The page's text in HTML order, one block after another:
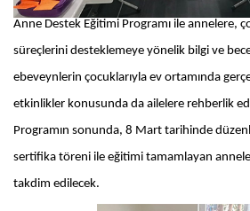
Anne Destek Eğitimi Programı ile annelere,
süreçlerini desteklemeye yönelik bilgi ve
ebeveynlerin çocuklarıyla ev ortamında
etkinlikler konusunda da ailelere rehberlik
Programın sonunda, 8 Mart tarihinde
sertifika töreni ile eğitimi tamamlayan
takdim edilecek.